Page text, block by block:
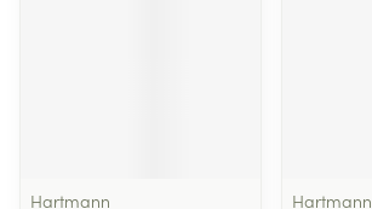
Hartmann
Hartmann